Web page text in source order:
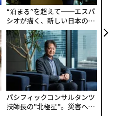
“泊まる”を超えて──エスパ
シオが描く、新しい日本のラ
グジュアリー（前編）
パシフィックコンサルタンツ
技師長の"北極星"。災害への